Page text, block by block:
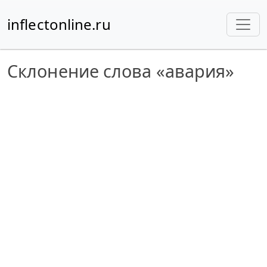
inflectonline.ru
Склонение слова «авария»